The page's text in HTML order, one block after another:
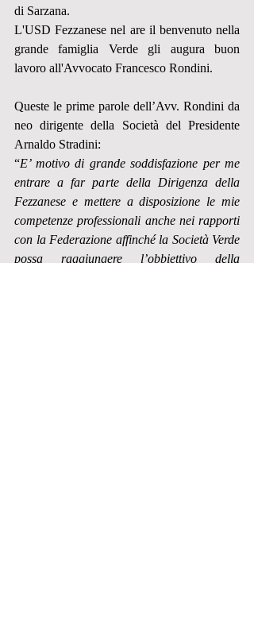
di Sarzana.
L'USD Fezzanese nel are il benvenuto nella
grande famiglia Verde gli augura buon
lavoro all'Avvocato Francesco Rondini.
Queste le prime parole dell’Avv. Rondini da
neo dirigente della Società del Presidente
Arnaldo Stradini:
“E’ motivo di grande soddisfazione per me
entrare a far parte della Dirigenza della
Fezzanese e mettere a disposizione le mie
competenze professionali anche nei rapporti
con la Federazione affinché la Società Verde
possa raggiungere l’obbiettivo della